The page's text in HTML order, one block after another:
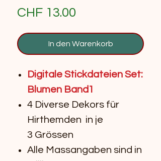
CHF 13.00
In den Warenkorb
Digitale Stickdateien Set:
Blumen Band1
4 Diverse Dekors für
Hirthemden in je
3 Grössen
Alle Massangaben sind in